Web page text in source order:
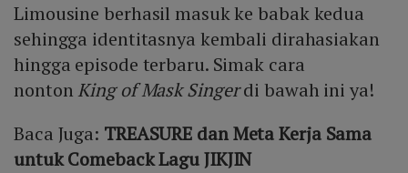
Limousine berhasil masuk ke babak kedua
sehingga identitasnya kembali dirahasiakan
hingga episode terbaru. Simak cara
nonton King of Mask Singerdi bawah ini ya!
Baca Juga: TREASURE dan Meta Kerja Sama
untuk Comeback Lagu JIKJIN